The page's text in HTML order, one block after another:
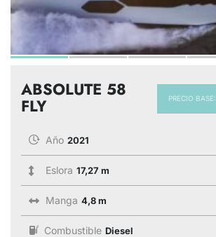
PRECIO BASE:
ABSOLUTE 58
FLY
Año 2021
Eslora 17,27 m
Manga 4,8 m
Combustible Diesel